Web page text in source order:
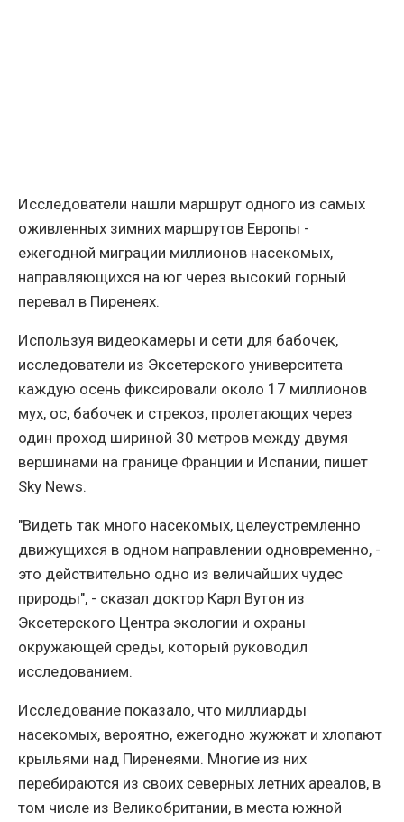
Исследователи нашли маршрут одного из самых
оживленных зимних маршрутов Европы -
ежегодной миграции миллионов насекомых,
направляющихся на юг через высокий горный
перевал в Пиренеях.
Используя видеокамеры и сети для бабочек,
исследователи из Эксетерского университета
каждую осень фиксировали около 17 миллионов
мух, ос, бабочек и стрекоз, пролетающих через
один проход шириной 30 метров между двумя
вершинами на границе Франции и Испании, пишет
Sky News.
"Видеть так много насекомых, целеустремленно
движущихся в одном направлении одновременно, -
это действительно одно из величайших чудес
природы", - сказал доктор Карл Вутон из
Эксетерского Центра экологии и охраны
окружающей среды, который руководил
исследованием.
Исследование показало, что миллиарды
насекомых, вероятно, ежегодно жужжат и хлопают
крыльями над Пиренеями. Многие из них
перебираются из своих северных летних ареалов, в
том числе из Великобритании, в места южной